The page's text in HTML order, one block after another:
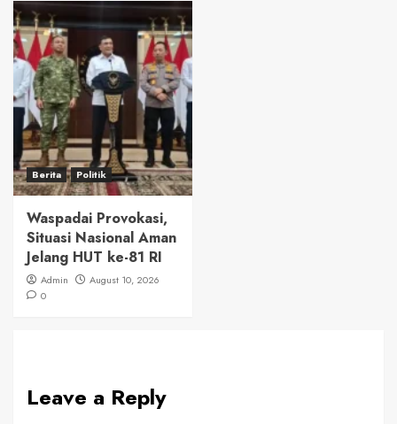
Berita Politik
Waspadai Provokasi,
Situasi Nasional Aman
Jelang HUT ke-81 RI
Admin
August 10, 2026
0
Leave a Reply